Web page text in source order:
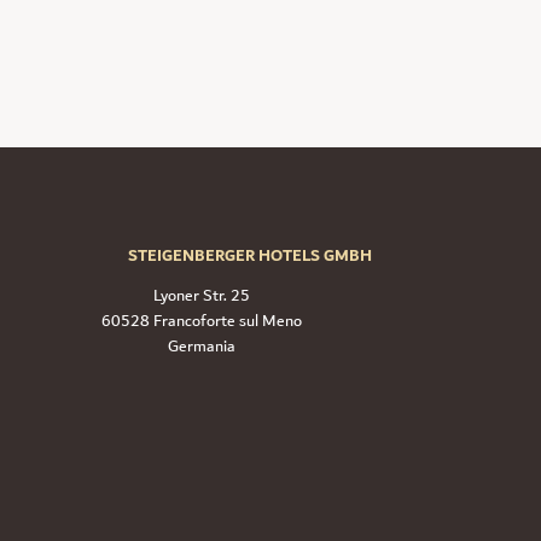
STEIGENBERGER HOTELS GMBH
Lyoner Str. 25
60528 Francoforte sul Meno
Germania